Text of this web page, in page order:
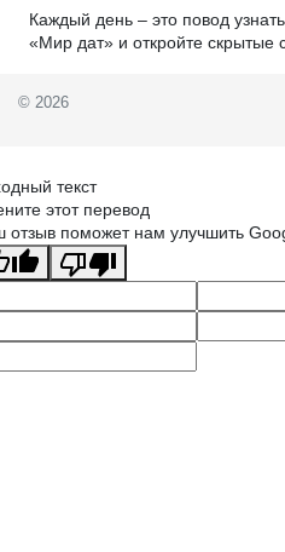
Каждый день – это повод
«Мир дат» и откройте скрытые
© 2026
текст
этот перевод
отзыв поможет нам улучшить